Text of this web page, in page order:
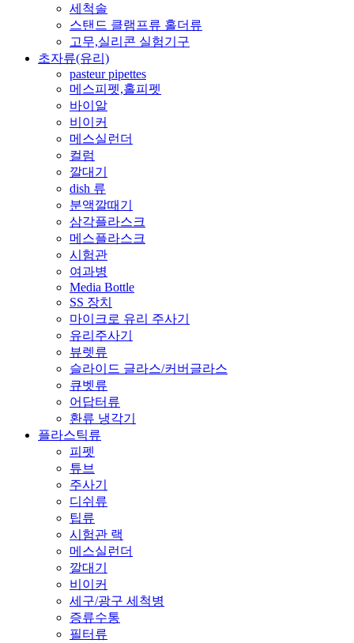
세척솔
스탠드 클램프류 홀더류
고무,실리콘 실험기구
초자류(유리)
pasteur pipettes
메스피펫,홀피펫
바이알
비이커
메스실런더
컬럼
깔대기
dish 류
분액깔때기
삼각플라스크
메스플라스크
시험관
여과병
Media Bottle
SS 장치
마이크로 유리 주사기
유리주사기
뷰렛류
슬라이드 글라스/커버글라스
큐벳류
어답터류
환류 냉각기
플라스틱류
피펫
튜브
주사기
디쉬류
팁류
시험관 랙
메스실런더
깔대기
비이커
세구/광구 세척병
증류수통
필터류